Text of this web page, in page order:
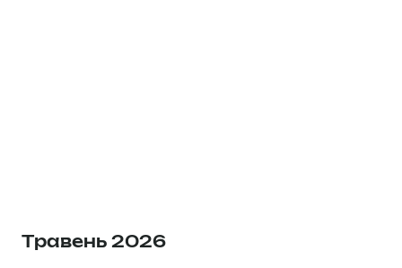
Травень 2026